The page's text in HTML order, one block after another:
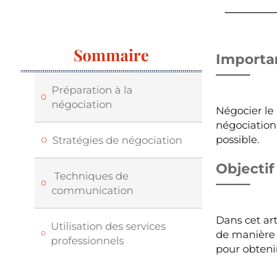
Sommaire
Préparation à la
négociation
Stratégies de négociation
Techniques de
communication
Utilisation des services
professionnels
Négocier
possible.
Objectif
Dans cet
de manière
pour